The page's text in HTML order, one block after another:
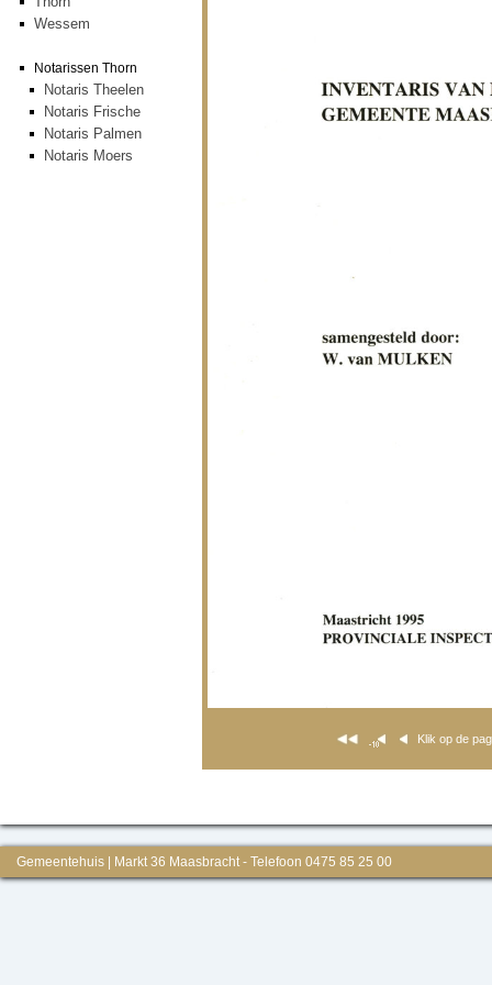
Wessem
Notarissen Thorn
Notaris Theelen
Notaris Frische
Notaris Palmen
Notaris Moers
Klik op de
Gemeentehuis | Markt 36 Maasbracht - Telefoon 0475 85 25 00